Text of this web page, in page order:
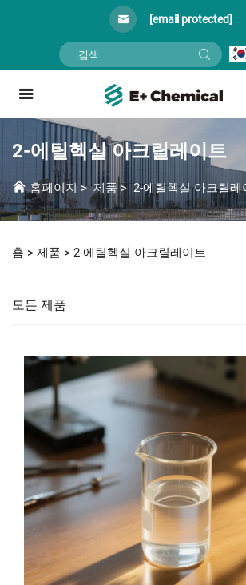
[email protected]
2-에틸헥실 아크릴레이트
홈페이지 >제품>2-에틸헥실 아크릴레
홈 > 제품 > 2-에틸헥실 아크릴레이트
모든 제품